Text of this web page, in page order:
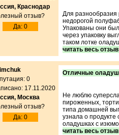
Краснодар
отзыв?
Да: 0
Для разнообразия
недорогой
Упакованы они
через упаковку
таком лотке
читать весь отзыв
0
17.11.2020
Москва
отзыв?
Да: 0
Отличные
Не люблю
пироженных,
типа домашней
узнала о
оладушках с
читать весь отзыв